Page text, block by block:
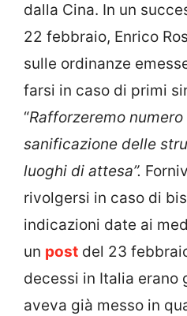
dalla Cina. In un
22 febbraio, Enrico
sulle ordinanze
farsi in caso di primi
“Rafforzeremo
sanificazione delle
luoghi di attesa”.
rivolgersi in caso di
indicazioni date ai
un post del 23
decessi in Italia erano
aveva già messo in